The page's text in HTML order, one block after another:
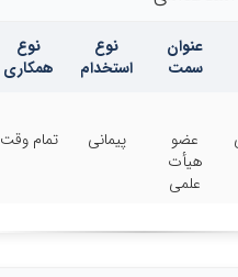
عنوان
سمت
نوع
استخدام
نوع
همکاری
عضو
هیأت
علمی
پیمانی تمام وقت